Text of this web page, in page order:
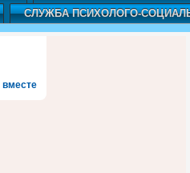
СЛУЖБА ПСИХОЛОГО-